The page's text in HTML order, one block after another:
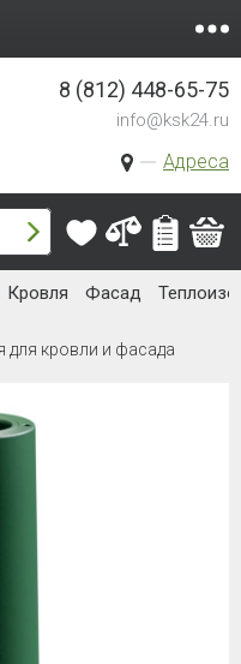
Адреса
8 (812) 448-65-75
info@ksk24.ru
Кровля Фасад
для кровли и фасада